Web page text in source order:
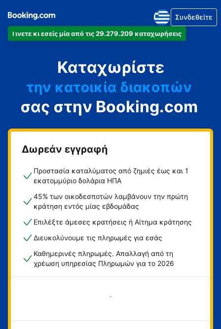
Γίνετε κι εσείς μία από τις 29.279.209 καταχωρήσεις
Συνδεθείτε
Καταχωρίστε
το ξενοδοχείο
την κατοικία διακοπών
τον ξενώνα
τη βίλα
σας στην Booking.com
Δωρεάν εγγραφή
Προστασία καταλύματος από ζημιές έως και 1
εκατομμύριο δολάρια ΗΠΑ
45% των οικοδεσποτών λαμβάνουν την πρώτη
κράτηση εντός μίας εβδομάδας
Επιλέξτε άμεσες κρατήσεις ή Αίτημα κράτησης
Διευκολύνουμε τις πληρωμές για εσάς
Καθημερινές πληρωμές. Απαλλαγή από τη
χρέωση υπηρεσίας Πληρωμών για το 2026
Ξεκινήστε τώρα